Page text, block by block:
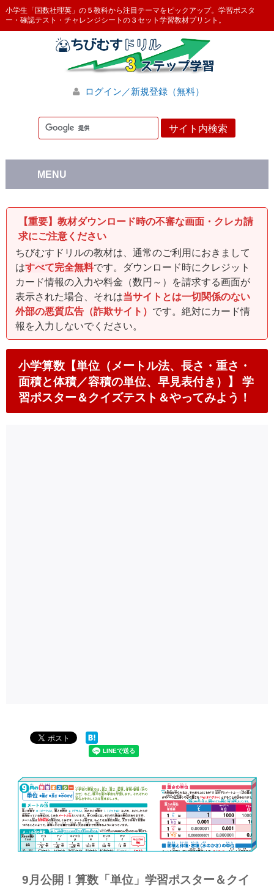
小学生「国数社理英」の５教科から注目テーマをピックアップ。学習ポスタ
ー・確認テスト・チャレンジシートの３セット学習教材プリント。
ログイン／新規登録（無料）
MENU
【重要】教材ダウンロード時の不審な画面・クレカ請
求にご注意ください
ちびむすドリルの教材は、通常のご利用におきまして
はすべて完全無料です。ダウンロード時にクレジット
カード情報の入力や料金（数円～）を請求する画面が
表示された場合、それは当サイトとは一切関係のない
外部の悪質広告（詐欺サイト） です。絶対にカード情
報を入力しないでください。
小学算数【単位（メートル法、長さ・重さ・
面積と体積／容積の単位、早見表付き）】 学
習ポスター＆クイズテスト＆やってみよう！
9月公開！算数「単位」学習ポスター＆クイ